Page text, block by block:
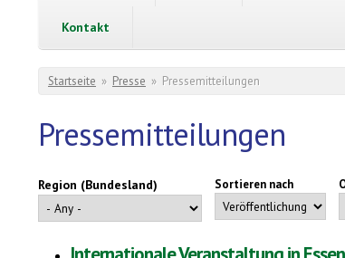
Kontakt
Sie sind hier
Startseite » Presse » Pressemitteilungen
Pressemitteilungen
Region (Bundesland) Sortieren nach